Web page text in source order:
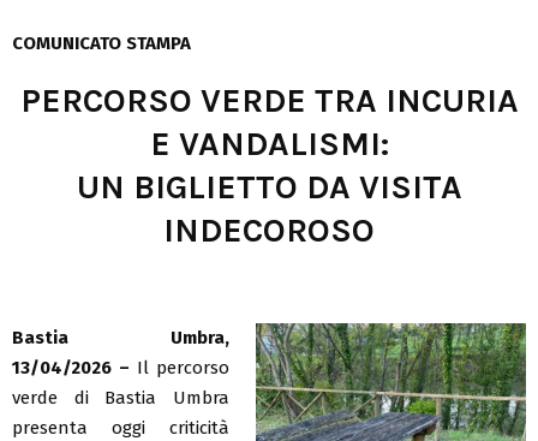
COMUNICATO STAMPA
PERCORSO VERDE TRA INCURIA
E VANDALISMI:
UN BIGLIETTO DA VISITA
INDECOROSO
Bastia Umbra,
13/04/2026 – Il percorso
verde di Bastia Umbra
presenta oggi criticità